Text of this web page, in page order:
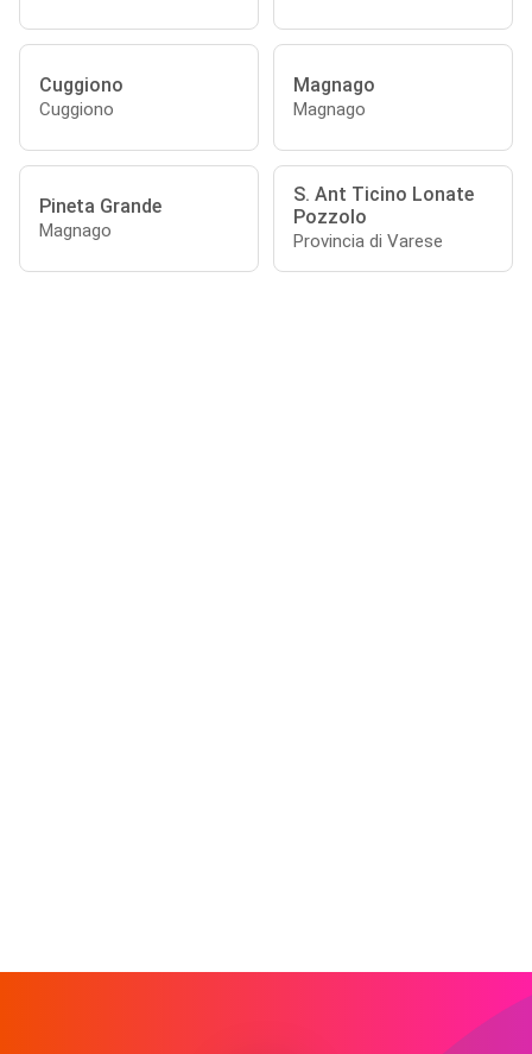
Cuggiono
Cuggiono
Magnago
Magnago
Pineta Grande
Magnago
S. Ant Ticino Lonate
Pozzolo
Provincia di Varese